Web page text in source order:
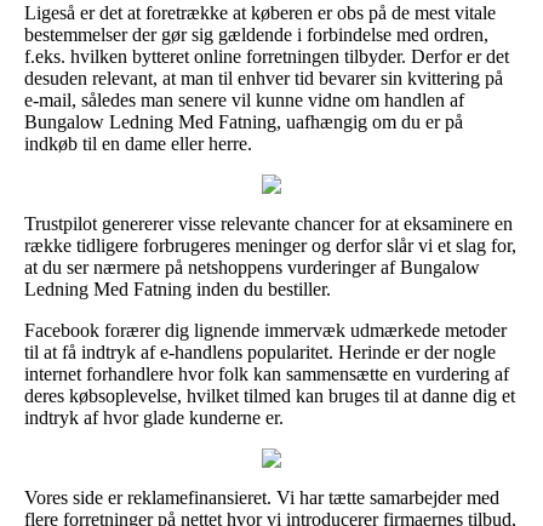
Ligeså er det at foretrække at køberen er obs på de mest vitale
bestemmelser der gør sig gældende i forbindelse med ordren,
f.eks. hvilken bytteret online forretningen tilbyder. Derfor er det
desuden relevant, at man til enhver tid bevarer sin kvittering på
e-mail, således man senere vil kunne vidne om handlen af
Bungalow Ledning Med Fatning, uafhængig om du er på
indkøb til en dame eller herre.
Trustpilot genererer visse relevante chancer for at eksaminere en
række tidligere forbrugeres meninger og derfor slår vi et slag for,
at du ser nærmere på netshoppens vurderinger af Bungalow
Ledning Med Fatning inden du bestiller.
Facebook forærer dig lignende immervæk udmærkede metoder
til at få indtryk af e-handlens popularitet. Herinde er der nogle
internet forhandlere hvor folk kan sammensætte en vurdering af
deres købsoplevelse, hvilket tilmed kan bruges til at danne dig et
indtryk af hvor glade kunderne er.
Vores side er reklamefinansieret. Vi har tætte samarbejder med
flere forretninger på nettet hvor vi introducerer firmaernes tilbud,